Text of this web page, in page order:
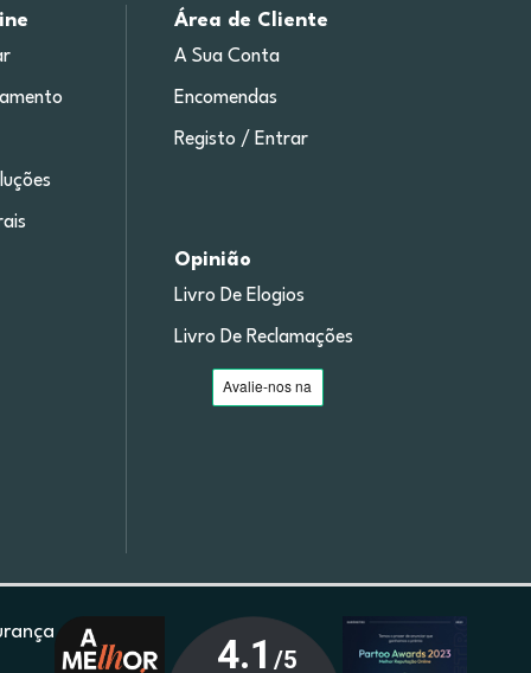
Área de Cliente
A Sua Conta
Encomendas
Registo / Entrar
Opinião
Livro De Elogios
Livro De Reclamações